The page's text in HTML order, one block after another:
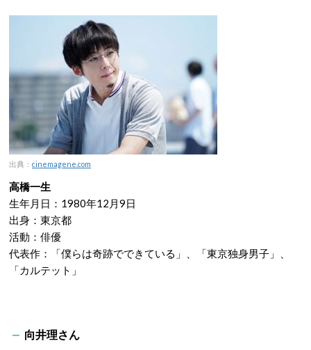
出典： cinemagene.com
高橋一生
生年月日：1980年12月9日
出身：東京都
活動：俳優
代表作：「僕らは奇跡でできている」、「東京独身男子」、
「カルテット」
向井理さん